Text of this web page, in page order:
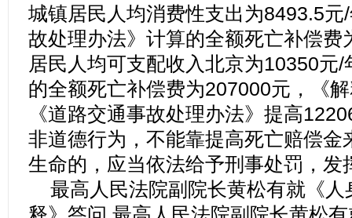
城镇居民人均消费性支出为8493.5
故处理办法》计算的全额死亡补偿费
居民人均可支配收入北京为10350元
的全额死亡补偿费为207000元，《
《道路交通事故处理办法》提高
非道德行为，不能靠提高死亡赔偿金
生命的，应当依法给予刑事处罚，发
最高人民法院副院长黄松有就《